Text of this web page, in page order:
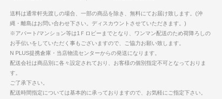
送料は通常軒先渡しの場合、一部の商品を除き、無料にてお届け致します。(沖
縄・離島はお問い合わせ下さい。ディスカウントさせていただきます。)
※アパート/マンション等は1Ｆロビーまでとなり、ワンマン配送のため荷降ろしの
お手伝いをしていただく事もございますので、ご協力お願い致します。
N PLUS提携倉庫・当店物流センターからの発送になります。
配送会社は商品別に各々設定されており、お客様の個別指定不可となっておりま
す。
ご了承下さい。
配送時間指定については基本的に承っておりますので、お気軽にご指定下さい。